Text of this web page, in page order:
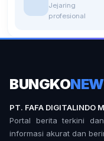
Jejaring
profesional
BUNGKO
PT. FAFA DIGITALINDO
Portal berita terkini
informasi akurat dan